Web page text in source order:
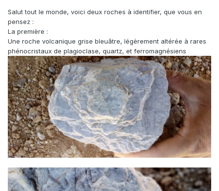
Salut tout le monde, voici deux roches à identifier, que vous en
pensez :
La première :
Une roche volcanique grise bleuâtre, légèrement altérée à rares
phénocristaux de plagioclase, quartz, et ferromagnésiens